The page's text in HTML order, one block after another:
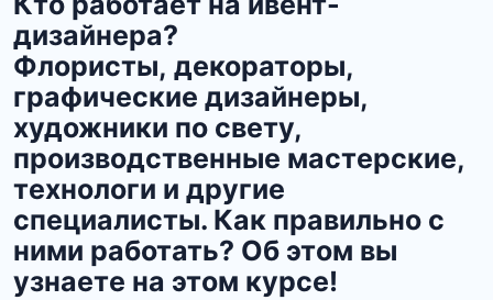
дизайнера?
Флористы, декораторы,
графические дизайнеры,
художники по свету,
производственные мастерские,
технологи и другие
специалисты. Как правильно с
ними работать? Об этом вы
узнаете на этом курсе!